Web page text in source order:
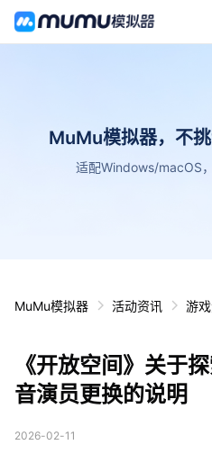
MuMu模拟器，不挑
适配Windows/macOS
MuMu模拟器 活动资讯 游
《开放空间》关于
音演员更换的说明
2026-02-11